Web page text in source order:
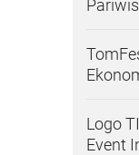
Logo
Event